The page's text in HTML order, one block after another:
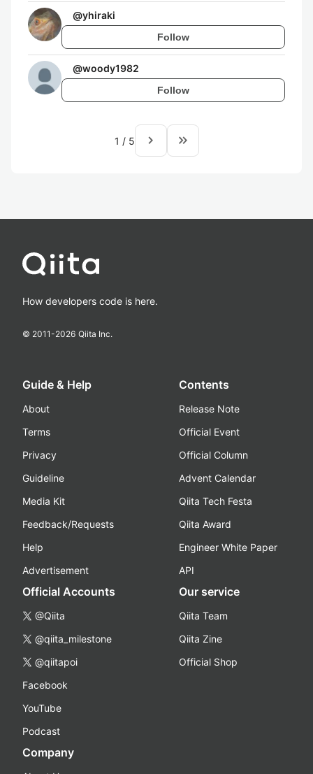
@yhiraki
Follow
@woody1982
Follow
1 / 5 navigate_next keyboard_double_arrow_right
How developers code is here.
© 2011-2026 Qiita Inc.
Guide & Help
About
Terms
Privacy
Guideline
Media Kit
Feedback/Requests
Help
Advertisement
Contents
Release Note
Official Event
Official Column
Advent Calendar
Qiita Tech Festa
Qiita Award
Engineer White Paper
API
Official Accounts
@Qiita
@qiita_milestone
@qiitapoi
Facebook
YouTube
Podcast
Our service
Qiita Team
Qiita Zine
Official Shop
Company